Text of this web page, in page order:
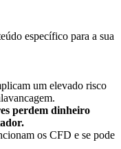
específico para a sua
um elevado risco
perdem dinheiro
os CFD e se pode